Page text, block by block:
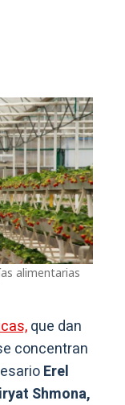
alimentarias
que dan
concentran
Erel
Shmona,